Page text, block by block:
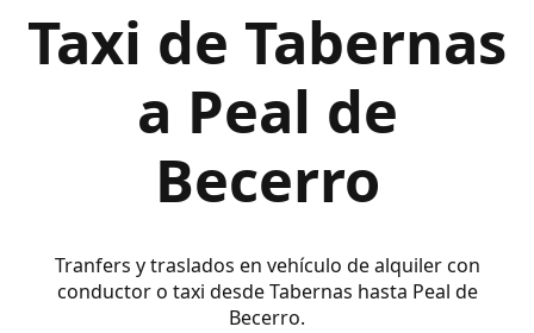
Taxi de Tabernas
a Peal de
Becerro
Tranfers y traslados en vehículo de alquiler con
conductor o taxi desde Tabernas hasta Peal de
Becerro.